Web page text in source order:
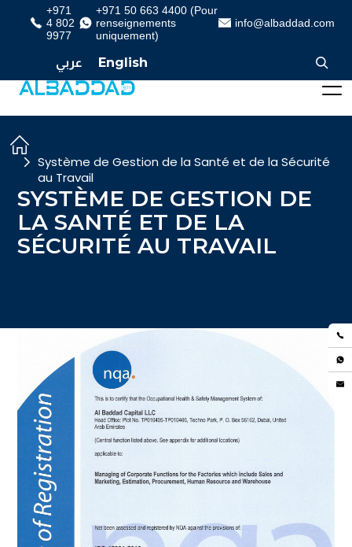
+971
4 802
9977
+971 50 663 4400 (Pour
renseignements
uniquement)
info@albaddad.com
عربي English
Système de Gestion de la Santé et de la Sécurité
au Travail
SYSTÈME DE GESTION DE
LA SANTÉ ET DE LA
SÉCURITÉ AU TRAVAIL